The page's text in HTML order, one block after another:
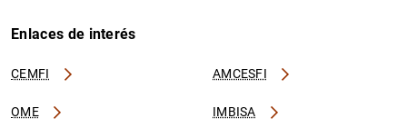
Enlaces de interés
CEMFI AMCESFI
OME IMBISA